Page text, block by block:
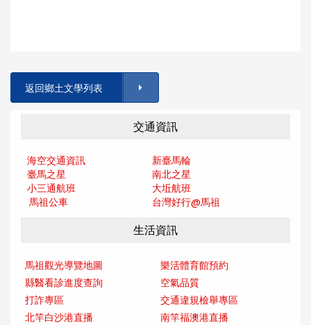
返回鄉土文學列表
交通資訊
海空交通資訊
新臺馬輪
臺馬之星
南北之星
小三通航班
大坵航班
馬祖公車
台灣好行@馬祖
生活資訊
馬祖觀光導覽地圖
樂活體育館預約
縣醫看診進度查詢
空氣品質
打詐專區
交通違規檢舉專區
北竿白沙港直播
南竿福澳港直播